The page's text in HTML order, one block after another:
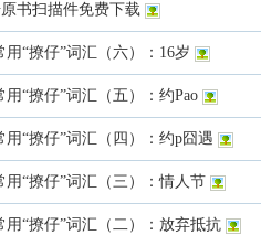
书扫描件免费下载
用“撩仔”词汇（六）：16岁
用“撩仔”词汇（五）：约Pao
用“撩仔”词汇（四）：约p囧遇
用“撩仔”词汇（三）：情人节
用“撩仔”词汇（二）：放弃抵抗